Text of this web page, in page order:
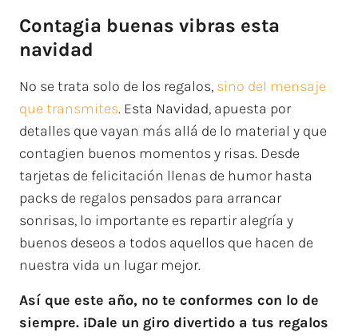
Contagia buenas vibras esta
navidad
No se trata solo de los regalos, sino del mensaje
que transmites. Esta Navidad, apuesta por
detalles que vayan más allá de lo material y que
contagien buenos momentos y risas. Desde
tarjetas de felicitación llenas de humor hasta
packs de regalos pensados para arrancar
sonrisas, lo importante es repartir alegría y
buenos deseos a todos aquellos que hacen de
nuestra vida un lugar mejor.
Así que este año, no te conformes con lo de
siempre. ¡Dale un giro divertido a tus regalos